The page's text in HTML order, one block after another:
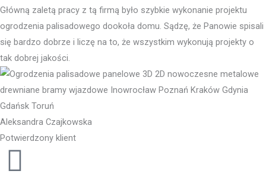
Główną zaletą pracy z tą firmą było szybkie wykonanie projektu
ogrodzenia palisadowego dookoła domu. Sądzę, że Panowie spisali
się bardzo dobrze i liczę na to, że wszystkim wykonują projekty o
tak dobrej jakości.
Aleksandra Czajkowska
Potwierdzony klient